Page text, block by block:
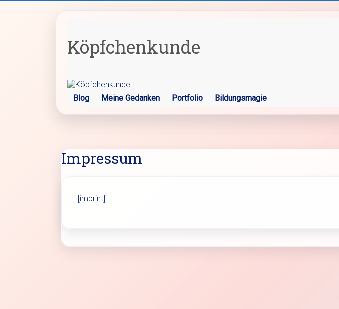
Köpfchenkunde
Blog Meine Gedanken Portfolio Bildungsmagie
Impressum
[imprint]